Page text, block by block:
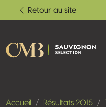
Retour au site
Accueil Résultats 2015